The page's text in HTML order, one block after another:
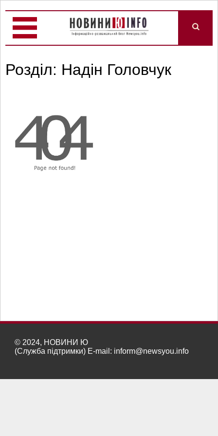
Розділ: Надін Головчук
© 2024, НОВИНИ Ю
(Служба підтримки) E-mail: inform@newsyou.info